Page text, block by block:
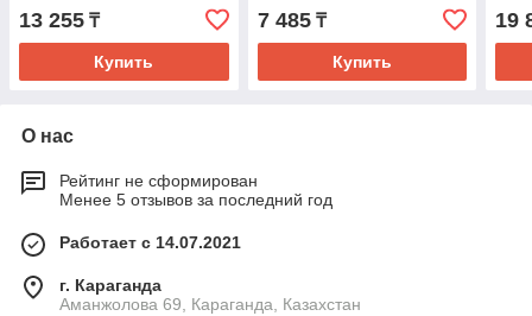
13 255 ₸
Купить
7 485₸
Купить
19
О нас
Рейтинг не сформирован
Менее 5 отзывов за последний год
Работает с 14.07.2021
г. Караганда
Аманжолова 69, Караганда, Казахстан